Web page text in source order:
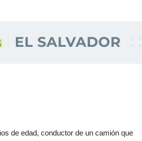
de edad, conductor de un camión que